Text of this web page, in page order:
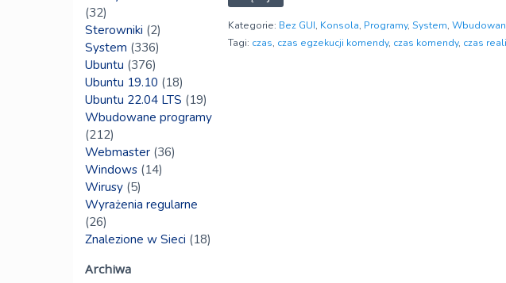
Kategorie: Bez GUI, Konsola, Programy, System,
Tagi: czas, czas egzekucji komendy, czas komendy, czas
(32)
Sterowniki (2)
System (336)
Ubuntu (376)
Ubuntu 19.10 (18)
Ubuntu 22.04 LTS (19)
Wbudowane programy
(212)
Webmaster (36)
Windows (14)
Wirusy (5)
Wyrażenia regularne
(26)
Znalezione w Sieci (18)
Archiwa